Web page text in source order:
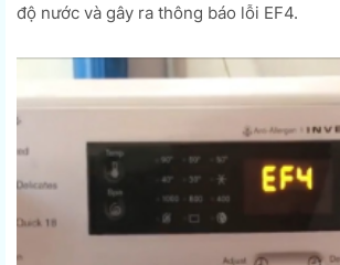
độ nước và gây ra thông báo lỗi EF4.